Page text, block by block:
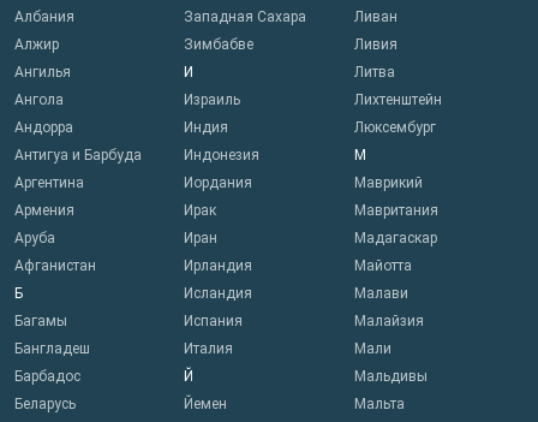
Албания
Алжир
Ангилья
Ангола
Андорра
Антигуа и Барбуда
Аргентина
Армения
Аруба
Афганистан
Б
Багамы
Бангладеш
Барбадос
Беларусь
Западная Сахара
Зимбабве
И
Израиль
Индия
Индонезия
Иордания
Ирак
Иран
Ирландия
Исландия
Испания
Италия
Й
Йемен
Ливан
Ливия
Литва
Лихтенштейн
Люксембург
М
Маврикий
Мавритания
Мадагаскар
Майотта
Малави
Малайзия
Мали
Мальдивы
Мальта